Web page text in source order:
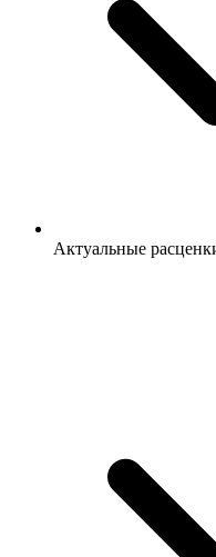
Актуальные